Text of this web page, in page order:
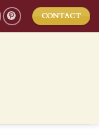
CONTACT